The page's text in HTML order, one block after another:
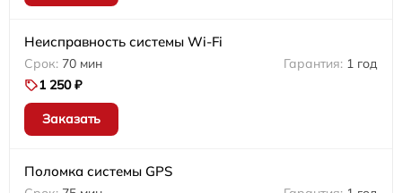
Неисправность системы Wi-Fi
70 мин
1 год
1 250 ₽
Заказать
Поломка системы GPS